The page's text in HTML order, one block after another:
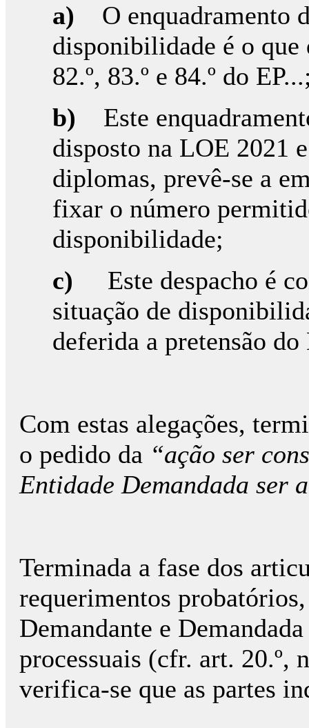
a) O enquadramento
disponibilidade é o que
82.º, 83.º e 84.º do
b) Este
disposto na LOE 2021
diplomas, prevê-se a
fixar o número
disponibilidade;
c) Este despacho é
situação de
deferida a pretensão do
Com estas alegações,
o pedido da “ação ser
Entidade Demandada ser
Terminada a fase dos
requerimentos
Demandante e
processuais (cfr. art. 20.º,
verifica-se que as partes